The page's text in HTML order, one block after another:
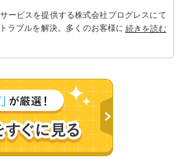
ービスを提供する株式会社プログレスにて
ラブルを解決。多くのお客様に信頼される
続きを読む